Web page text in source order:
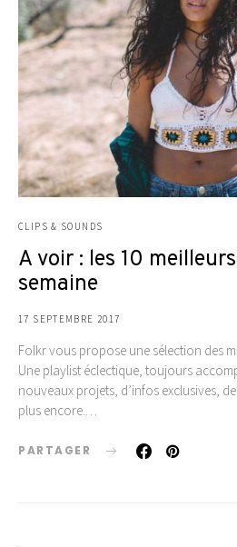
CLIPS & SOUNDS
A voir : les 10
semaine
17 SEPTEMBRE 2017
Folkr vous propose une sélection des
Une playlist éclectique, toujours
nouveaux projets, d’infos exclusives,
plus encore.…
PARTAGER